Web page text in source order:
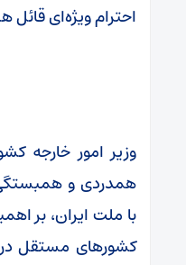
احترام ویژه‌ای قائل
وزیر امور خارجه
همدردی و
با ملت ایران، بر
کشورهای مستقل